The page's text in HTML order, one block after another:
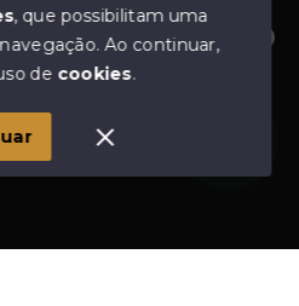
disponíveis para te ajudar.
Corretor de Imóveis - Todos
, que possibilitam uma
Ao continuar,
de cookies.